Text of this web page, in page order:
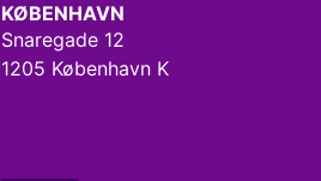
KØBENHAVN
Snaregade 12
1205 København K